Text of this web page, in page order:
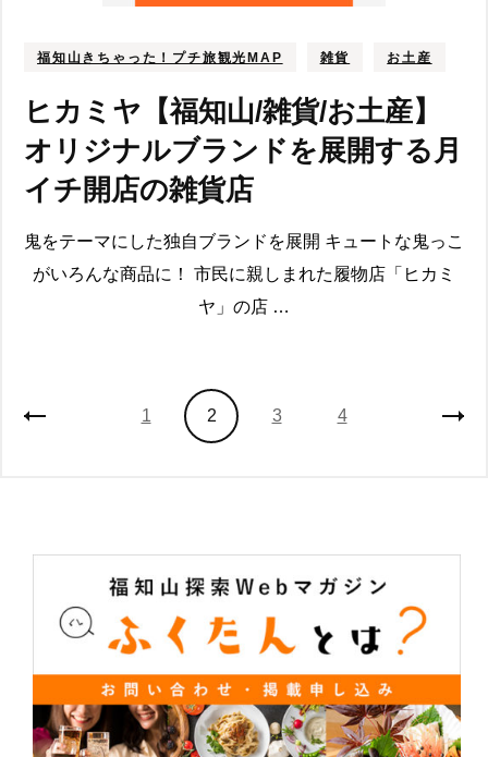
福知山きちゃった！プチ旅観光MAP 雑貨 お土産
ヒカミヤ【福知山/雑貨/お土産】
オリジナルブランドを展開する月
イチ開店の雑貨店
鬼をテーマにした独自ブランドを展開 キュートな鬼っこ
がいろんな商品に！ 市民に親しまれた履物店「ヒカミ
ヤ」の店 …
投
ペ
送
固
ー
1 固
ジ
2 固
ー
ジ
3 固
ー
ジ
4